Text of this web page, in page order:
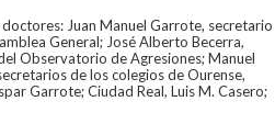
Juan Manuel Garrote, secretario
General; José Alberto Becerra,
Observatorio de Agresiones; Manuel
de los colegios de Ourense,
Garrote; Ciudad Real, Luis M. Casero;